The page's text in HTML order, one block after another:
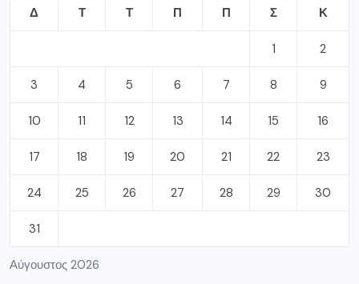
Αύγουστος 2026
Δ Τ Τ Π Π Σ Κ
1 2
3 4 5 6 7 8 9
10 11 12 13 14 15 16
17 18 19 20 21 22 23
24 25 26 27 28 29 30
31